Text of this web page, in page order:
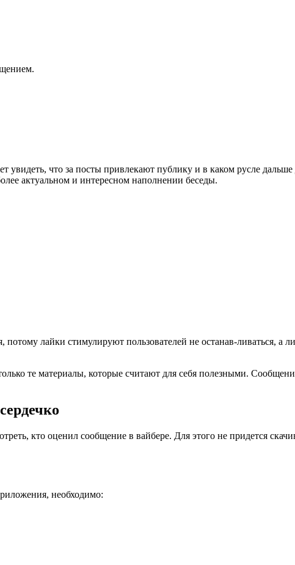
увидеть, что за посты привлекают публику и в каком русле
актуальном и интересном наполнении беседы.
потому лайки стимулируют пользователей не останав-ливаться,
те материалы, которые считают для себя полезными.
кто оценил сообщение в вайбере. Для этого не придется
необходимо: